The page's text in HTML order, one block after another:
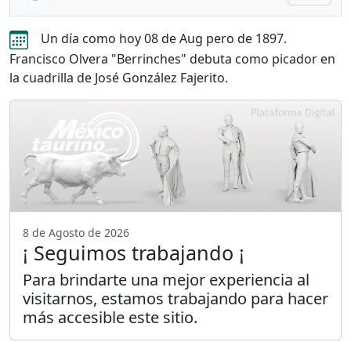
Un día como hoy 08 de Aug pero de 1897.
Francisco Olvera "Berrinches" debuta como picador en
la cuadrilla de José González Fajerito.
8 de Agosto de 2026
¡ Seguimos trabajando ¡
Para brindarte una mejor experiencia al
visitarnos, estamos trabajando para hacer
más accesible este sitio.